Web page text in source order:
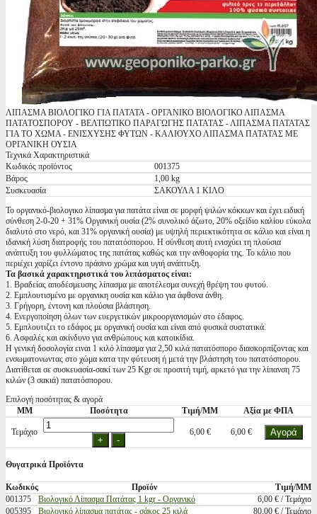
ΛΙΠΑΣΜΑ ΒΙΟΛΟΓΙΚΟ ΓΙΑ ΠΑΤΑΤΑ - ΟΡΓΑΝΙΚΟ ΒΙΟΛΟΓΙΚΟ ΛΙΠΑΣΜΑ
ΠΑΤΑΤΟΣΠΟΡΟΥ - ΒΕΛΤΙΩΤΙΚΟ ΠΑΡΑΓΩΓΗΣ ΠΑΤΑΤΑΣ - ΛΙΠΑΣΜΑ ΠΑΤΑΤΑΣ
ΓΙΑ ΤΟ ΧΩΜΑ - ΕΝΙΣΧΥΣΗΣ ΦΥΤΩΝ - ΚΑΛΙΟΥΧΟ ΛΙΠΑΣΜΑ ΠΑΤΑΤΑΣ ΜΕ
ΟΡΓΑΝΙΚΗ ΟΥΣΙΑ
Τεχνικά Χαρακτηριστικά
Κωδικός προϊόντος
001375
Βάρος
1,00 kg
Συσκευασία
ΣΑΚΟΥΛΑ 1 ΚΙΛΟ
Το οργανικό-βιολογικο λίπασμα για πατάτα είναι σε μορφή ψιλών κόκκων και έχει ειδική
σύνθεση 2-0-20 + 31% Οργανική ουσία (2% συνολικό άζωτο, 20% οξείδιο καλίου εύκολα
διαλυτό στο νερό, και 31% οργανική ουσία) με υψηλή περιεκτικότητα σε κάλιο και είναι η
ιδανική λύση διατροφής του πατατόσπορου. Η σύνθεση αυτή ενισχύει τη πλούσια
ανάπτυξη του φυλλώματος της πατάτας καθώς και την ανθοφορία της. Το κάλιο που
περιέχει χαρίζει έντονο πράσινο χρώμα και υγιή ανάπτυξη.
Τα βασικά χαρακτηριστικά του λιπάσματος είναι:
1. Βραδείας αποδέσμευσης λίπασμα με αποτέλεσμα συνεχή θρέψη του φυτού.
2. Εμπλουτισμένο με οργανικη ουσία και κάλιο για άφθονα άνθη.
3. Γρήγορη, έντονη και πλούσια βλάστηση.
4. Ενεργοποίηση όλων των ευεργετικών μικροοργανισμών στο έδαφος.
5. Εμπλουτιζει το εδάφος με οργανική ουσία και είναι από φυσικά συστατικά.
6. Ασφαλές και ακίνδυνο για ανθρώπους και κατοικίδια.
Η γενική δοσολογία ειναι 1 κιλό λίπασμα για 2,50 κιλά πατατόσπορο διασκορπίζοντας και
ενσωματονωντας στο χώμα κατα την φύτευση ή μετά την βλάστηση του πατατόσπορου.
Διατίθεται σε συσκευασία-σακί των 25 Kgr σε προσιτή τιμή, αρκετό για την λίπανση 75
κιλών (3 σακιά) πατατόσπορου.
Επιλογή ποσότητας & αγορά
ΜΜ
Ποσότητα Τιμή/ΜΜ Αξία με ΦΠΑ
Τεμάχιο 6,00 € 6,00 €
Θυγατρικά Προϊόντα
Κωδικός Προϊόν
Τιμή/ΜΜ
001375
Βιολογικό Λίπασμα Πατάτας 1 kgr - Οργανικό
6,00 € / Τεμάχιο
005395
Βιολογικό λίπασμα πατάτας - σάκος 25 κιλά 80,00 € / Τεμάχιο